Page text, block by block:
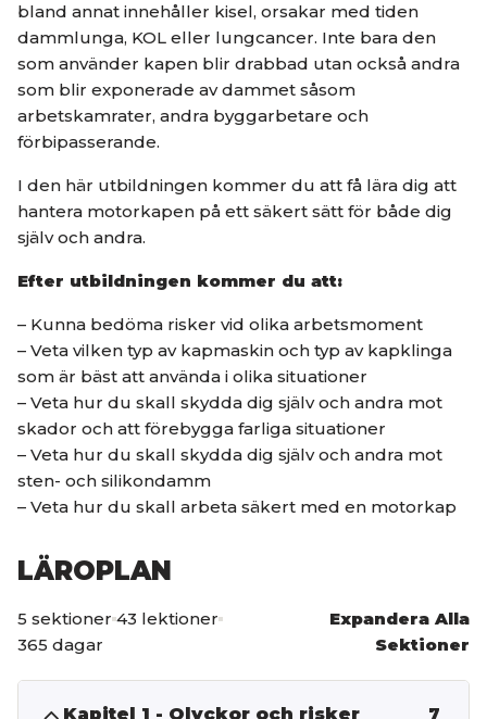
bland annat innehåller kisel, orsakar med tiden
dammlunga, KOL eller lungcancer. Inte bara den
som använder kapen blir drabbad utan också andra
som blir exponerade av dammet såsom
arbetskamrater, andra byggarbetare och
förbipasserande.
I den här utbildningen kommer du att få lära dig att
hantera motorkapen på ett säkert sätt för både dig
själv och andra.
Efter utbildningen kommer du att:
– Kunna bedöma risker vid olika arbetsmoment
– Veta vilken typ av kapmaskin och typ av kapklinga
som är bäst att använda i olika situationer
– Veta hur du skall skydda dig själv och andra mot
skador och att förebygga farliga situationer
– Veta hur du skall skydda dig själv och andra mot
sten- och silikondamm
– Veta hur du skall arbeta säkert med en motorkap
LÄROPLAN
5 sektioner 43 lektioner
365 dagar
Expandera Alla
Sektioner
Kapitel 1 - Olyckor och risker 7